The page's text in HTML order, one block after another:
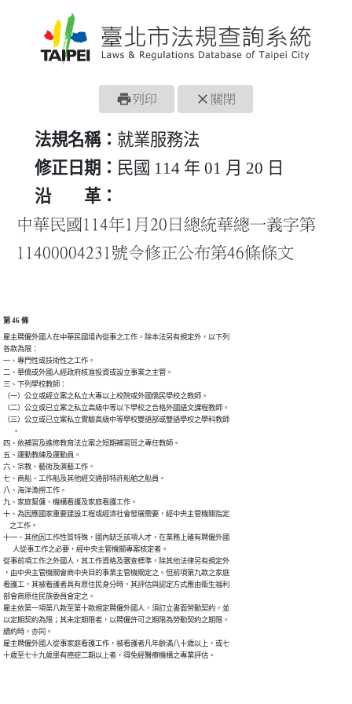
print列印 close 關閉
法規名稱： 就業服務法
修正日期： 民國 114 年 01 月 20 日
沿 革：
中華民國114年1月20日總統華總一義字第
11400004231號令修正公布第46條條文
第 46 條
雇主聘僱外國人在中華民國境內從事之工作，除本法另有規定外，以下列
各款為限：
一、專門性或技術性之工作。
二、華僑或外國人經政府核准投資或設立事業之主管。
三、下列學校教師：
（一）公立或經立案之私立大專以上校院或外國僑民學校之教師。
（二）公立或已立案之私立高級中等以下學校之合格外國語文課程教師。
（三）公立或已立案私立實驗高級中等學校雙語部或雙語學校之學科教師
      。
四、依補習及進修教育法立案之短期補習班之專任教師。
五、運動教練及運動員。
六、宗教、藝術及演藝工作。
七、商船、工作船及其他經交通部特許船舶之船員。
八、海洋漁撈工作。
九、家庭幫傭、機構看護及家庭看護工作。
十、為因應國家重要建設工程或經濟社會發展需要，經中央主管機關指定
    之工作。
十一、其他因工作性質特殊，國內缺乏該項人才，在業務上確有聘僱外國
      人從事工作之必要，經中央主管機關專案核定者。
從事前項工作之外國人，其工作資格及審查標準，除其他法律另有規定外
，由中央主管機關會商中央目的事業主管機關定之。但前項第九款之家庭
看護工，其被看護者具有原住民身分時，其評估與認定方式應由衛生福利
部會商原住民族委員會定之。
雇主依第一項第八款至第十款規定聘僱外國人，須訂立書面勞動契約，並
以定期契約為限；其未定期限者，以聘僱許可之期限為勞動契約之期限。
續約時，亦同。
雇主聘僱外國人從事家庭看護工作，被看護者凡年齡滿八十歲以上，或七
十歲至七十九歲患有癌症二期以上者，得免經醫療機構之專業評估。